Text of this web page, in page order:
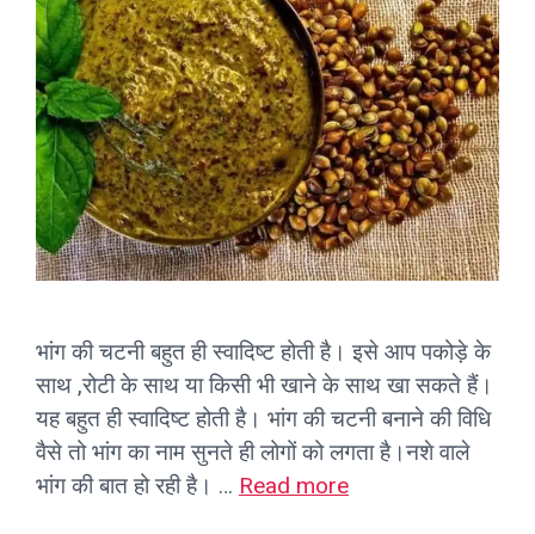
भांग की चटनी बहुत ही स्वादिष्ट होती है। इसे आप पकोड़े के
साथ ,रोटी के साथ या किसी भी खाने के साथ खा सकते हैं।
यह बहुत ही स्वादिष्ट होती है। भांग की चटनी बनाने की विधि
वैसे तो भांग का नाम सुनते ही लोगों को लगता है।नशे वाले
भांग की बात हो रही है। … Read more